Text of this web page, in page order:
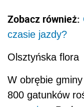
Zobacz również:
czasie jazdy?
Olsztyńska flora
W obrębie
800 gatunków